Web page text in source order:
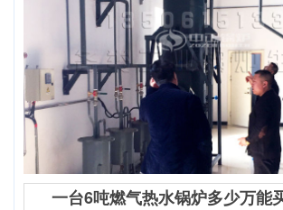
一台6吨燃气热水锅炉多少万能